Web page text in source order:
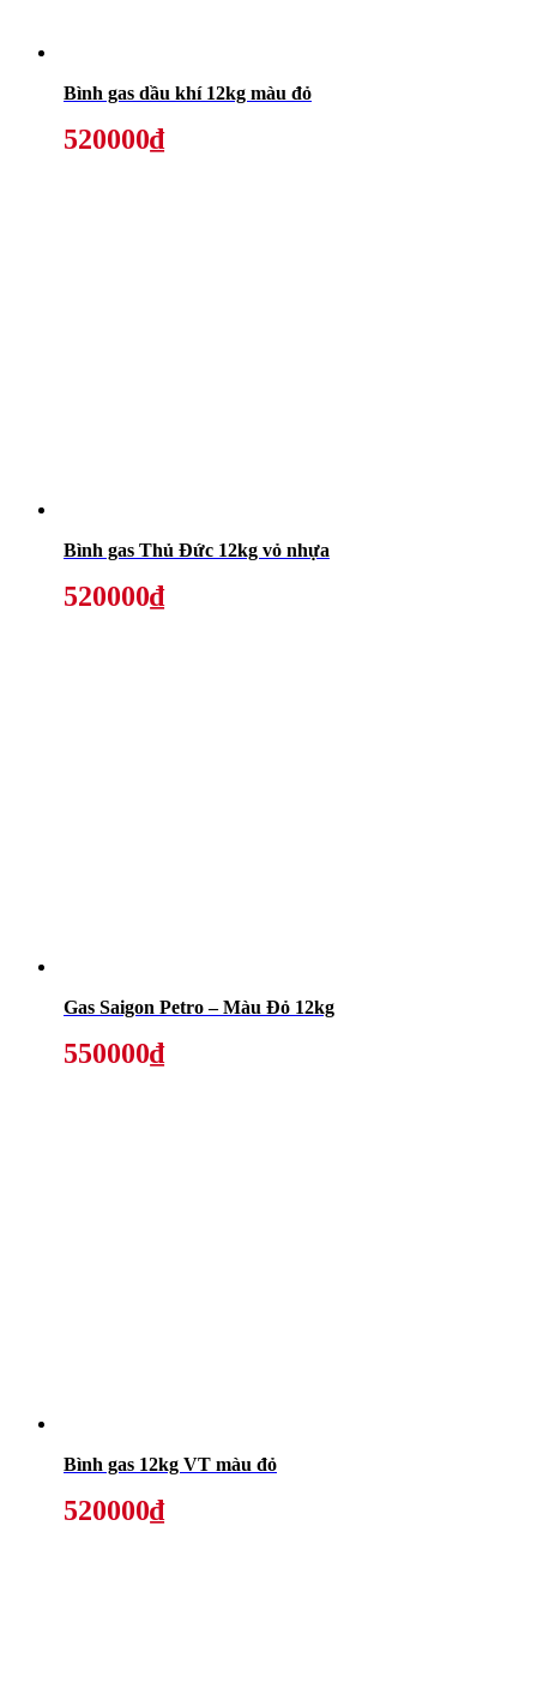
Bình gas dầu khí 12kg màu đỏ
520000₫
Bình gas Thủ Đức 12kg vỏ nhựa
520000₫
Gas Saigon Petro – Màu Đỏ 12kg
550000₫
Bình gas 12kg VT màu đỏ
520000₫